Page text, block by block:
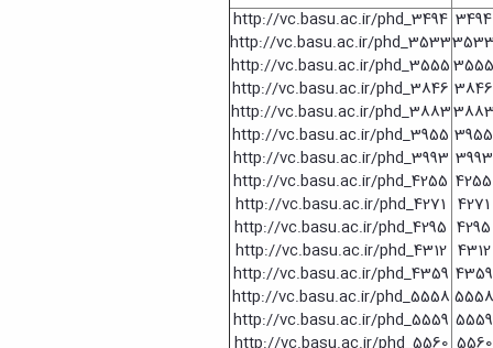
http://vc.basu.ac.ir/phd_3494
http://vc.basu.ac.ir/phd_3533
http://vc.basu.ac.ir/phd_3555
http://vc.basu.ac.ir/phd_3846
http://vc.basu.ac.ir/phd_3883
http://vc.basu.ac.ir/phd_3955
http://vc.basu.ac.ir/phd_3993
http://vc.basu.ac.ir/phd_4255
http://vc.basu.ac.ir/phd_4271
http://vc.basu.ac.ir/phd_4295
http://vc.basu.ac.ir/phd_4312
http://vc.basu.ac.ir/phd_4359
http://vc.basu.ac.ir/phd_5558
http://vc.basu.ac.ir/phd_5559
3494
3555
3846
3955
3993
4255
4271
4295
4312
4359
5558
5559